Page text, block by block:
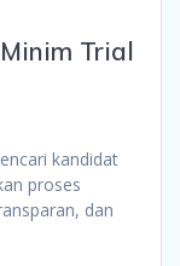
Trial
kandidat
proses
dan